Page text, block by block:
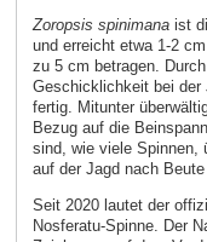
Zoropsis spinimanaist
und erreicht etwa 1-2
zu 5 cm betragen.
Geschicklichkeit bei der
fertig. Mitunter
Bezug auf die
sind, wie viele Spinnen,
auf der Jagd nach Beute
Seit 2020 lautet der
Nosferatu-Spinne. Der